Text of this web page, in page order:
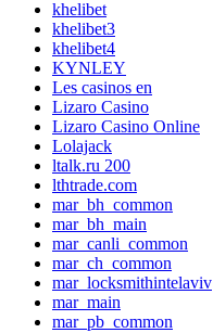
khelibet
khelibet3
khelibet4
KYNLEY
Les casinos en
Lizaro Casino
Lizaro Casino Online
Lolajack
ltalk.ru 200
lthtrade.com
mar_bh_common
mar_bh_main
mar_canli_common
mar_ch_common
mar_locksmithintelaviv
mar_main
mar_pb_common